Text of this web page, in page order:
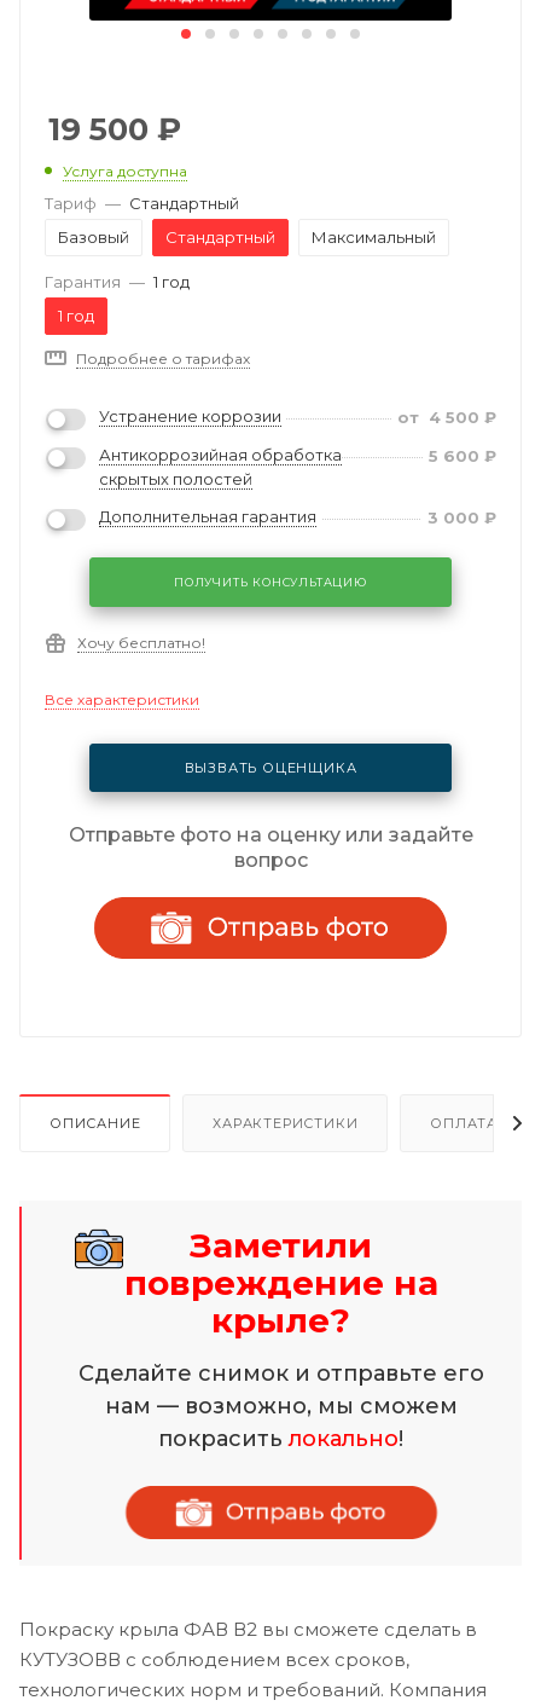
19 500 ₽
Услуга доступна
Тариф — Стандартный
Базовый
Стандартный Максимальный
Гарантия — 1 год
1 год
Подробнее о тарифах
Устранение коррозии от 4 500 ₽
Антикоррозийная обработка
скрытых полостей
5 600 ₽
Дополнительная гарантия 3 000 ₽
ПОЛУЧИТЬ КОНСУЛЬТАЦИЮ
Хочу бесплатно!
Все характеристики
ВЫЗВАТЬ ОЦЕНЩИКА
Отправьте фото на оценку или задайте
вопрос
ОПИСАНИЕ ХАРАКТЕРИСТИКИ ОПЛАТА И
Заметили
повреждение на
крыле?
Сделайте снимок и отправьте его
нам — возможно, мы сможем
покраситьлокально!
Покраску крыла ФАВ В2 вы сможете сделать в
КУТУЗОВВ с соблюдением всех сроков,
технологических норм и требований. Компания